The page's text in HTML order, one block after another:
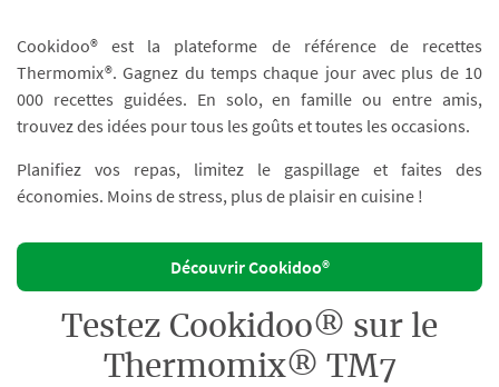
Cookidoo® est la plateforme de référence de recettes
Thermomix®. Gagnez du temps chaque jour avec plus de 10
000 recettes guidées. En solo, en famille ou entre amis,
trouvez des idées pour tous les goûts et toutes les occasions.
Planifiez vos repas, limitez le gaspillage et faites des
économies. Moins de stress, plus de plaisir en cuisine !
Découvrir Cookidoo®
Testez Cookidoo® sur le
Thermomix® TM7